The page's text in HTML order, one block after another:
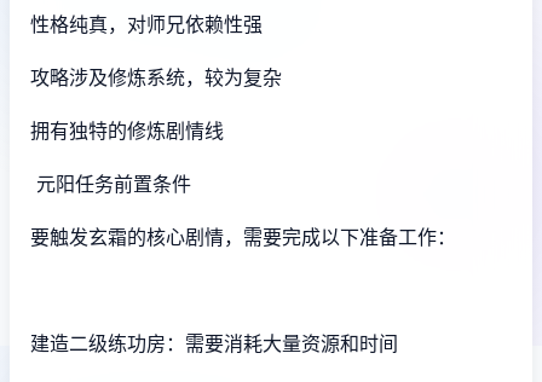
性格纯真，对师兄依赖性强
攻略涉及修炼系统，较为复杂
拥有独特的修炼剧情线
元阳任务前置条件
要触发玄霜的核心剧情，需要完成以下准备工作：
建造二级练功房：需要消耗大量资源和时间